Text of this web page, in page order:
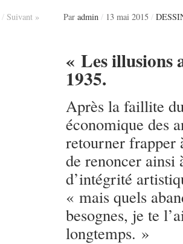
/ Suivant » Par admin / 13 mai 2015 /
« Les illusions
1935.
Après la faillite
économique des
retourner frapper
de renoncer ainsi
d’intégrité
« mais quels
besognes, je te
longtemps. »